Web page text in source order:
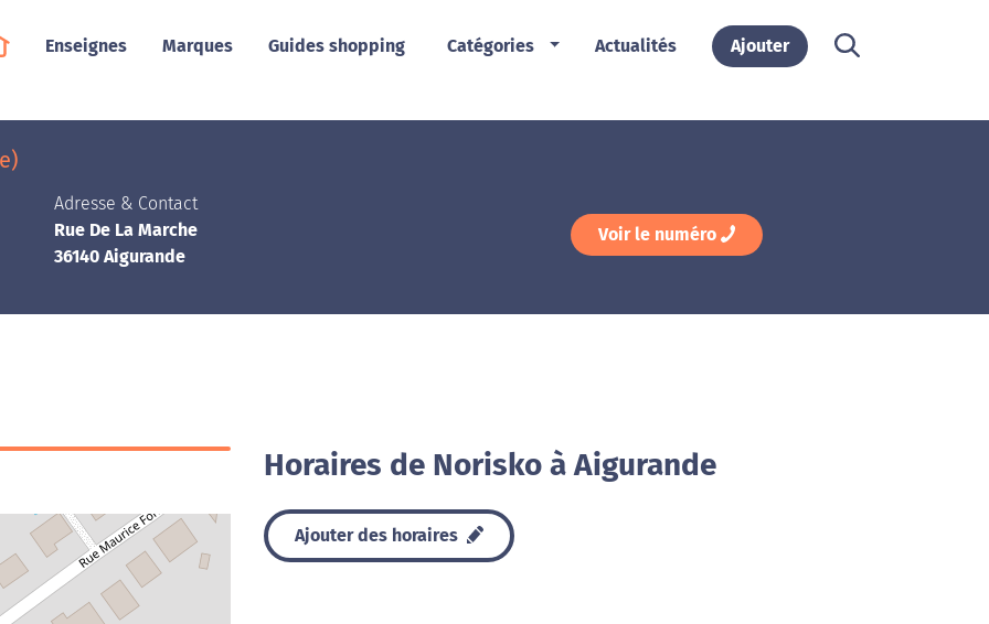
Enseignes Marques Guides shopping Catégories Actualités Ajouter
Adresse & Contact
Rue De La Marche
36140 Aigurande
Voir le numéro
Horaires de Norisko à Aigurande
Ajouter des horaires